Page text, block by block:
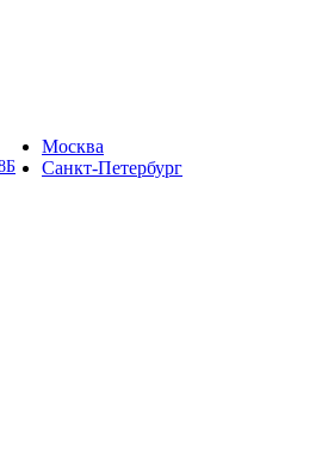
Москва
Санкт-Петербург